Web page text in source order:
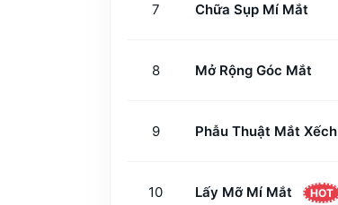
7 Chữa Sụp Mí Mắt
8 Mở Rộng Góc Mắt
9 Phẫu Thuật Mắt Xếch
10 Lấy Mỡ Mí Mắt HOT